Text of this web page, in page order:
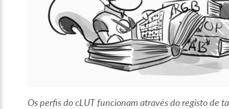
Os perfis do cLUT funcionam através do registo de